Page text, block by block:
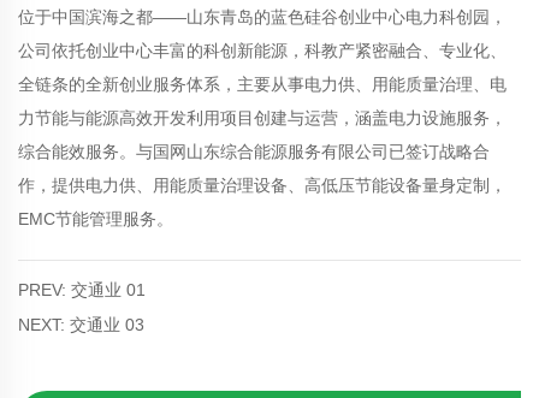
位于中国滨海之都——山东青岛的蓝色硅谷创业中心电力科创园，
公司依托创业中心丰富的科创新能源，科教产紧密融合、专业化、
全链条的全新创业服务体系，主要从事电力供、用能质量治理、电
力节能与能源高效开发利用项目创建与运营，涵盖电力设施服务，
综合能效服务。与国网山东综合能源服务有限公司已签订战略合
作，提供电力供、用能质量治理设备、高低压节能设备量身定制，
EMC节能管理服务。
PREV: 交通业 01
NEXT: 交通业 03